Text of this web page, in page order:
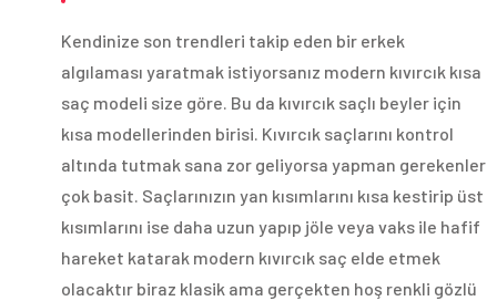
Kendinize son trendleri takip eden bir erkek
algılaması yaratmak istiyorsanız modern kıvırcık kısa
saç modeli size göre. Bu da kıvırcık saçlı beyler için
kısa modellerinden birisi. Kıvırcık saçlarını kontrol
altında tutmak sana zor geliyorsa yapman gerekenler
çok basit. Saçlarınızın yan kısımlarını kısa kestirip üst
kısımlarını ise daha uzun yapıp jöle veya vaks ile hafif
hareket katarak modern kıvırcık saç elde etmek
olacaktır biraz klasik ama gerçekten hoş renkli gözlü